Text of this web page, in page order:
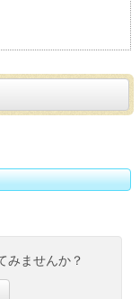
みませんか？